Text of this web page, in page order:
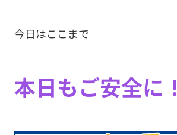
今日はここまで
本日もご安全に！